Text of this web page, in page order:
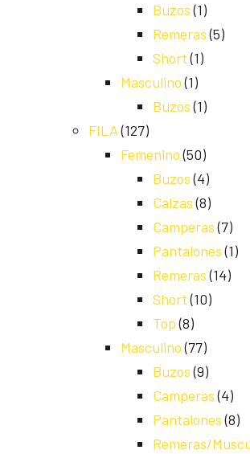
Buzos (1)
Remeras (5)
Short (1)
Masculino (1)
Buzos (1)
FILA (127)
Femenino (50)
Buzos (4)
Calzas (8)
Camperas (7)
Pantalones (1)
Remeras (14)
Short (10)
Top (8)
Masculino (77)
Buzos (9)
Camperas (4)
Pantalones (8)
Remeras/